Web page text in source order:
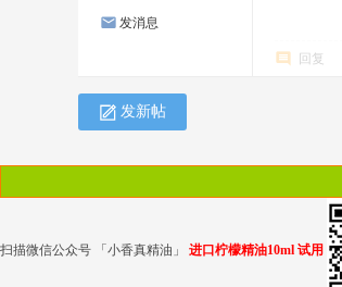
发消息
回复
发新帖
扫描微信公众号 「小香真精油」 进口柠檬精油10ml 试用